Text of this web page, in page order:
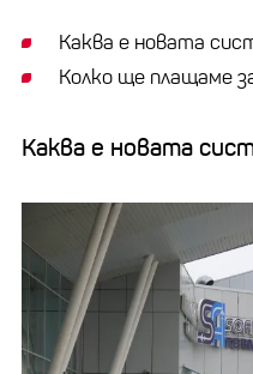
Каква е новата
Колко ще плащаме
Каква е новата